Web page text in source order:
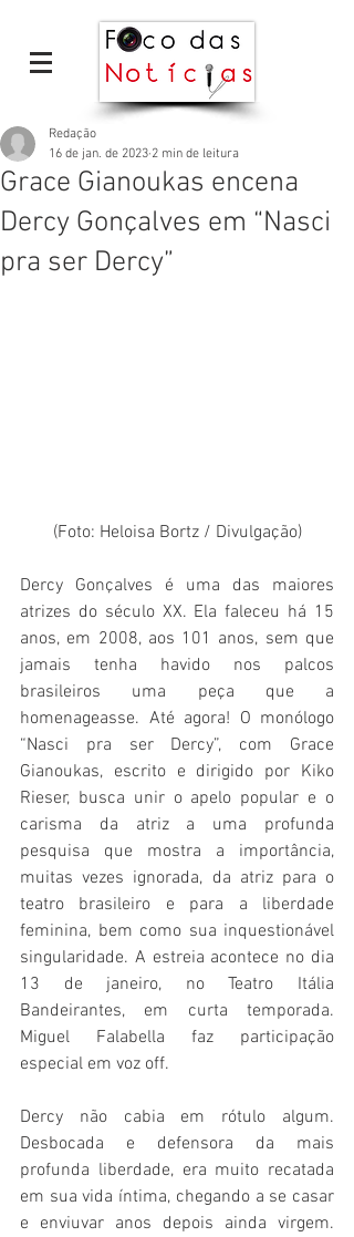
Grace Gianoukas encena
Dercy Gonçalves em “Nasci
pra ser Dercy”
Redação
16 de jan. de 2023 2 min de leitura
(Foto: Heloisa Bortz / Divulgação)
Dercy Gonçalves é uma das maiores
atrizes do século XX. Ela faleceu há 15
anos, em 2008, aos 101 anos, sem que
jamais tenha havido nos palcos
brasileiros uma peça que a
homenageasse. Até agora! O monólogo
“Nasci pra ser Dercy”, com Grace
Gianoukas, escrito e dirigido por Kiko
Rieser, busca unir o apelo popular e o
carisma da atriz a uma profunda
pesquisa que mostra a importância,
muitas vezes ignorada, da atriz para o
teatro brasileiro e para a liberdade
feminina, bem como sua inquestionável
singularidade. A estreia acontece no dia
13 de janeiro, no Teatro Itália
Bandeirantes, em curta temporada.
Miguel Falabella faz participação
especial em voz off.
Dercy não cabia em rótulo algum.
Desbocada e defensora da mais
profunda liberdade, era muito recatada
em sua vida íntima, chegando a se casar
e enviuvar anos depois ainda virgem.